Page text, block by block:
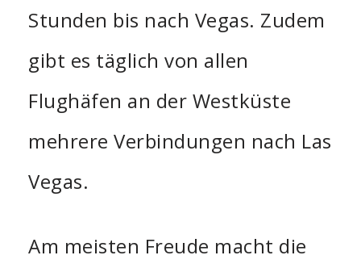
Stunden bis nach Vegas. Zudem
gibt es täglich von allen
Flughäfen an der Westküste
mehrere Verbindungen nach Las
Vegas.
Am meisten Freude macht die